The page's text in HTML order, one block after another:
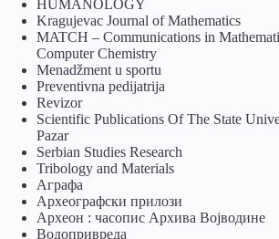
HUMANOLOGY
Kragujevac Journal of Mathematics
MATCH – Communications in
Computer Chemistry
Menadžment u sportu
Preventivna pedijatrija
Revizor
Scientific Publications Of The State
Pazar
Serbian Studies Research
Tribology and Materials
Аграфа
Археографски прилози
Археон : часопис Архива Војводине
Водопривреда